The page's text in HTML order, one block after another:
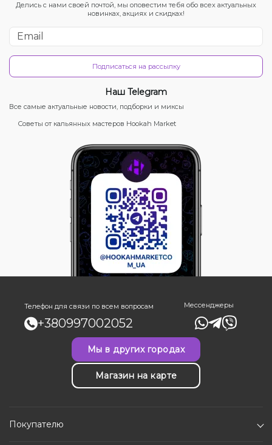
Делись с нами своей почтой, мы оповестим тебя обо всех актуальных
новинках, акциях и скидках!
Подписаться на рассылку
Наш Telegram
Все самые актуальные новости, подборки и миксы
Советы от кальянных мастеров Hookah Market
Телефон для связи по всем вопросам
+380997002052
Мессенджеры
Мы в других городах
Магазин на карте
Покупателю